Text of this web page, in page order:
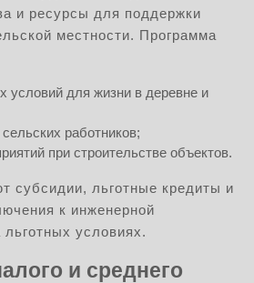
и ресурсы для поддержки
местности. Программа
условий для жизни в деревне и
работников;
при строительстве объектов.
субсидии, льготные кредиты и
к инженерной
условиях.
и среднего